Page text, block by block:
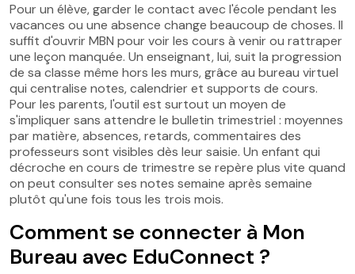
Pour un élève, garder le contact avec l'école pendant les
vacances ou une absence change beaucoup de choses. Il
suffit d'ouvrir MBN pour voir les cours à venir ou rattraper
une leçon manquée. Un enseignant, lui, suit la progression
de sa classe même hors les murs, grâce au bureau virtuel
qui centralise notes, calendrier et supports de cours.
Pour les parents, l'outil est surtout un moyen de
s'impliquer sans attendre le bulletin trimestriel : moyennes
par matière, absences, retards, commentaires des
professeurs sont visibles dès leur saisie. Un enfant qui
décroche en cours de trimestre se repère plus vite quand
on peut consulter ses notes semaine après semaine
plutôt qu'une fois tous les trois mois.
Comment se connecter à Mon
Bureau avec EduConnect ?